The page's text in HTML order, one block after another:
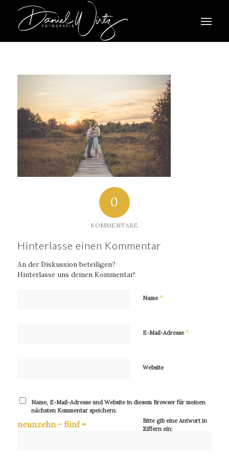
0
KOMMENTARE
Hinterlasse einen Kommentar
An der Diskussion beteiligen?
Hinterlasse uns deinen Kommentar!
Name*
E-Mail-Adresse*
Website
Name, E-Mail-Adresse und Website in diesem Browser für meinen
nächsten Kommentar speichern.
Bitte gib eine Antwort in
Ziffern ein:
neunzehn − fünf =